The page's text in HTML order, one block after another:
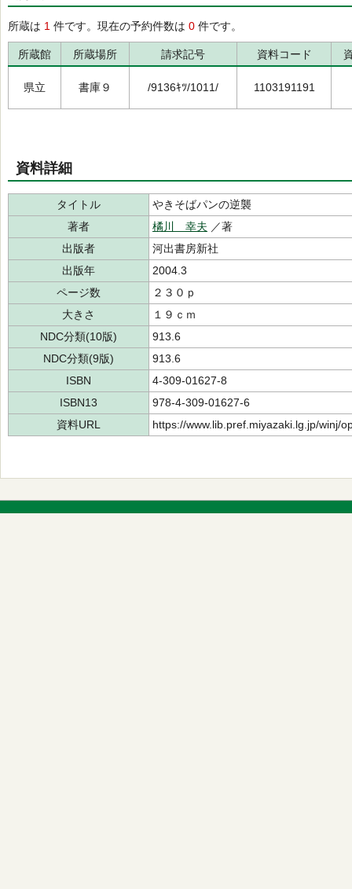
所蔵は 1 件です。現在の予約件数は 0 件です。
所蔵館 所蔵場所 請求記号 資料コード
県立 書庫９ /9136ｷﾂ/1011/ 1103191191
資料詳細
タイトル
やきそばパンの逆襲
著者
橘川 幸夫 ／著
出版者
河出書房新社
出版年
2004.3
ページ数
２３０ｐ
大きさ
１９ｃｍ
NDC分類(10版)
913.6
NDC分類(9版)
913.6
ISBN
4-309-01627-8
ISBN13
978-4-309-01627-6
資料URL
https://www.lib.pref.miyazaki.lg.jp/winj/